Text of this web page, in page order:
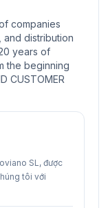
companies
distribution
years of
the beginning
CUSTOMER
SL, được
tôi với